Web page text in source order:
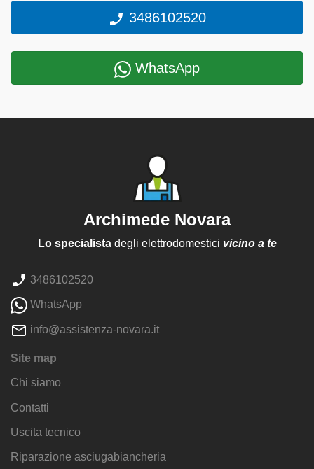
3486102520
WhatsApp
Archimede Novara
Lo specialistadegli elettrodomestici vicino a te
3486102520
WhatsApp
info@assistenza-novara.it
Site map
Chi siamo
Contatti
Uscita tecnico
Riparazione asciugabiancheria